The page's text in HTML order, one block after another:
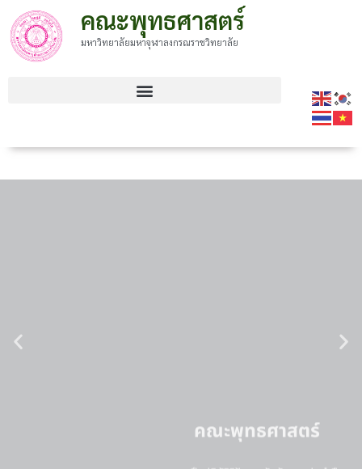
คณะพุทธศาสตร์
มหาวิทยาลัยมหาจุฬาลงกรณราชวิทยาลัย
คณะพุทธศาสตร์